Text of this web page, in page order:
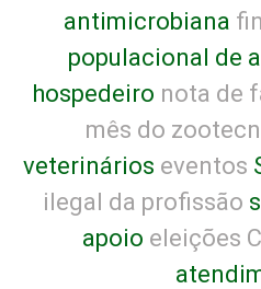
antimicrobiana
populacional de
hospedeiro nota de
mês do
veterinários eventos
ilegal da profissão
apoio eleições